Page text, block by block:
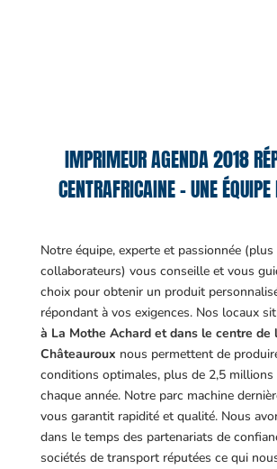
IMPRIMEUR AGENDA 2018
CENTRAFRICAINE – UNE
Notre équipe, experte et passionnée
collaborateurs) vous conseille et vous
choix pour obtenir un produit
répondant à vos exigences. Nos locaux
à La Mothe Achard et dans le centre de
Châteauroux nous permettent de
conditions optimales, plus de 2,5 millions
chaque année. Notre parc machine
vous garantit rapidité et qualité. Nous
dans le temps des partenariats de
sociétés de transport réputées ce qui